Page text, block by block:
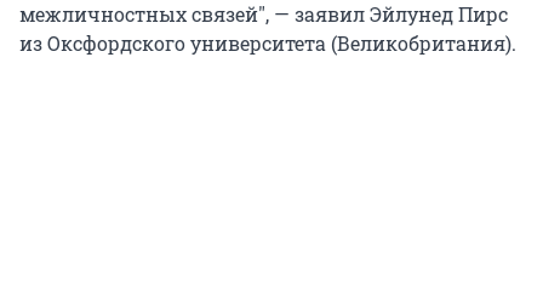
межличностных связей", — заявил Эйлунед Пирс
из Оксфордского университета (Великобритания).